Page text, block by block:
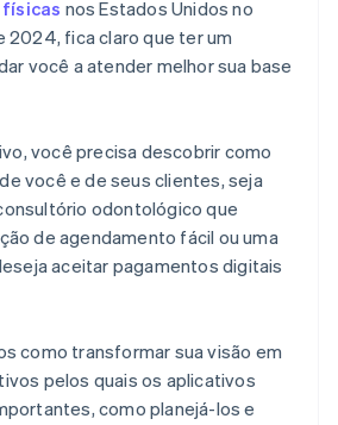
nos Estados Unidos no
fica claro que ter um
você a atender melhor sua base
você precisa descobrir como
você e de seus clientes, seja
odontológico que
de agendamento fácil ou uma
aceitar pagamentos digitais
como transformar sua visão em
pelos quais os aplicativos
como planejá-los e